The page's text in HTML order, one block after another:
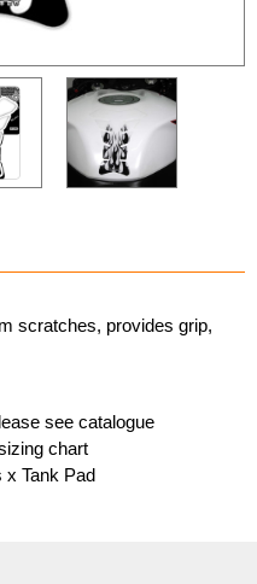
scratches, provides grip,
see catalogue
chart
Tank Pad